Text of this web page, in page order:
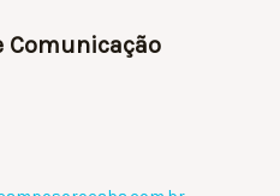
Comunicação